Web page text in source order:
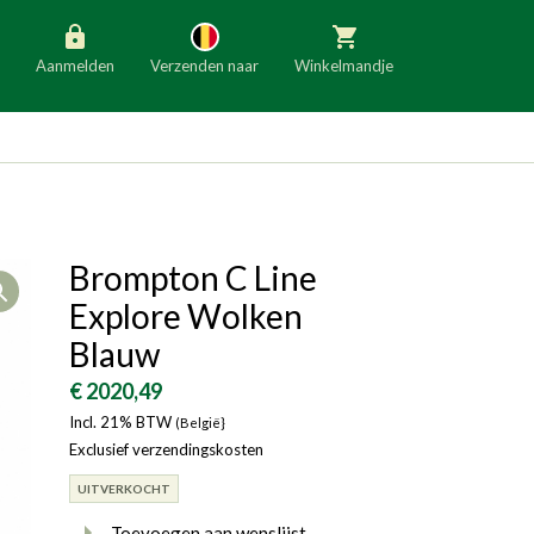
Aanmelden Verzenden naar
Slovenië Italië
Denemarken
Bulgarije
Winkelmandje
Open
Brompton C Line
Explore Wolken
Blauw
€ 2020,49
Incl. 21% BTW (België}
Exclusief verzendingskosten
UITVERKOCHT